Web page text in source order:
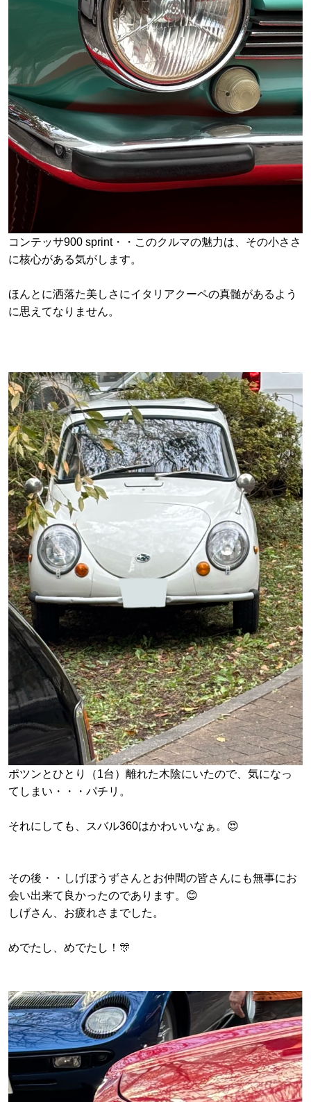
コンテッサ900 sprint・・このクルマの魅力は、その小ささ
に核心がある気がします。
ほんとに洒落た美しさにイタリアクーペの真髄があるよう
に思えてなりません。
ポツンとひとり（1台）離れた木陰にいたので、気になっ
てしまい・・・パチリ。
それにしても、スバル360はかわいいなぁ。😍
その後・・しげぼうずさんとお仲間の皆さんにも無事にお
会い出来て良かったのであります。😊
しげさん、お疲れさまでした。
めでたし、めでたし！🎊